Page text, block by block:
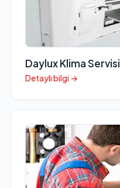
Daylux Klima Servisi
Detaylı bilgi →